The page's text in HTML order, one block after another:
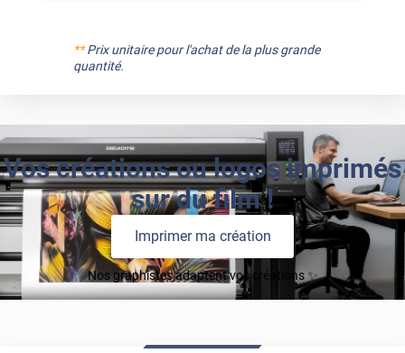
**Prix unitaire pour l'achat de la plus grande
quantité.
Vos créations ou logos imprimés
sur du film !
Imprimer ma création
Nos graphistes adaptent vos créations ✨